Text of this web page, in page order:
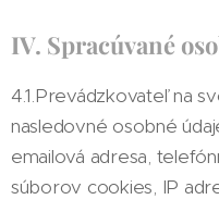
IV. Spracúvané
4.1.Prevádzkovateľ na
nasledovné osobné
emailová adresa,
súborov cookies, IP